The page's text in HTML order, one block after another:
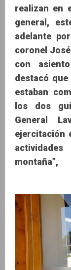
realizan en
general,
adelante
coronel
con
destacó
estaban
los dos
General
ejercitación
montaña”,